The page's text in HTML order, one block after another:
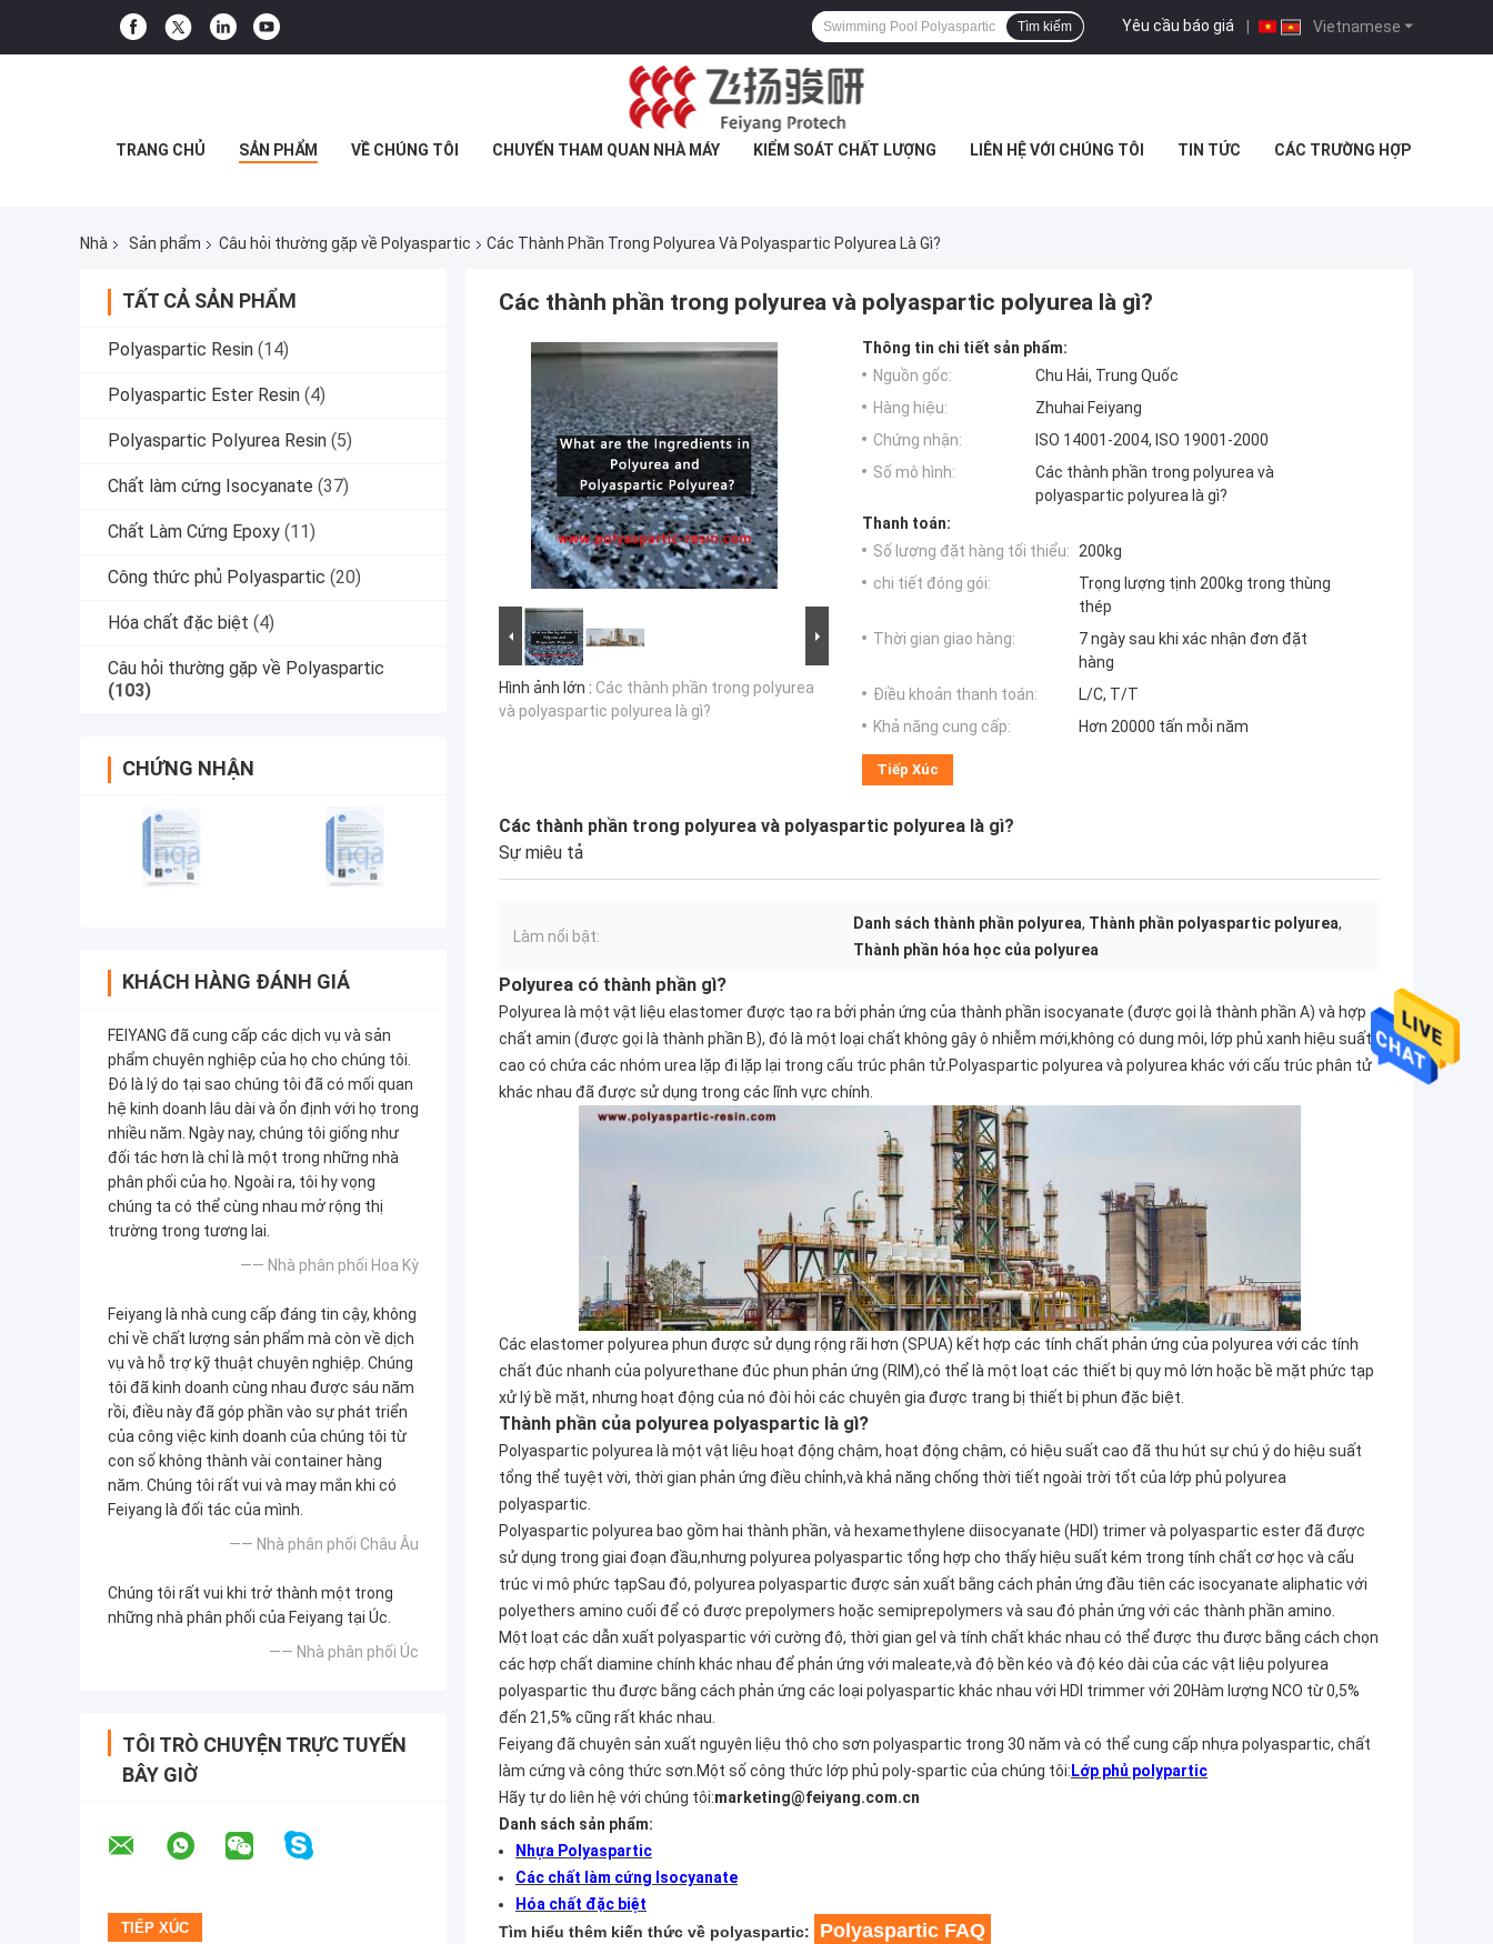
Vietnamese
Yêu cầu báo giá |
Tìm kiếm
TRANG CHỦ SẢN PHẨM VỀ CHÚNG TÔI CHUYẾN THAM QUAN NHÀ MÁY KIỂM SOÁT CHẤT LƯỢNG LIÊN HỆ VỚI CHÚNG TÔI TIN TỨC CÁC TRƯỜNG HỢP
Nhà Sản phẩm Câu hỏi thường gặp về Polyaspartic Các Thành Phần Trong Polyurea Và Polyaspartic Polyurea Là Gì?
TẤT CẢ SẢN PHẨM
Polyaspartic Resin (14)
Polyaspartic Ester Resin (4)
Polyaspartic Polyurea Resin (5)
Chất làm cứng Isocyanate (37)
Chất Làm Cứng Epoxy (11)
Công thức phủ Polyaspartic (20)
Hóa chất đặc biệt (4)
Câu hỏi thường gặp về Polyaspartic
(103)
CHỨNG NHẬN
KHÁCH HÀNG ĐÁNH GIÁ
FEIYANG đã cung cấp các dịch vụ và sản
phẩm chuyên nghiệp của họ cho chúng tôi.
Đó là lý do tại sao chúng tôi đã có mối quan
hệ kinh doanh lâu dài và ổn định với họ trong
nhiều năm. Ngày nay, chúng tôi giống như
đối tác hơn là chỉ là một trong những nhà
phân phối của họ. Ngoài ra, tôi hy vọng
chúng ta có thể cùng nhau mở rộng thị
trường trong tương lai.
—— Nhà phân phối Hoa Kỳ
Feiyang là nhà cung cấp đáng tin cậy, không
chỉ về chất lượng sản phẩm mà còn về dịch
vụ và hỗ trợ kỹ thuật chuyên nghiệp. Chúng
tôi đã kinh doanh cùng nhau được sáu năm
rồi, điều này đã góp phần vào sự phát triển
của công việc kinh doanh của chúng tôi từ
con số không thành vài container hàng
năm. Chúng tôi rất vui và may mắn khi có
Feiyang là đối tác của mình.
—— Nhà phân phối Châu Âu
Chúng tôi rất vui khi trở thành một trong
những nhà phân phối của Feiyang tại Úc.
—— Nhà phân phối Úc
TÔI TRÒ CHUYỆN TRỰC TUYẾN
BÂY GIỜ
Các thành phần trong polyurea và polyaspartic polyurea là gì?
Hình ảnh lớn : Các thành phần trong polyurea
và polyaspartic polyurea là gì?
Thông tin chi tiết sản phẩm:
Nguồn gốc:
Chu Hải, Trung Quốc
Hàng hiệu:
Zhuhai Feiyang
Chứng nhận:
ISO 14001-2004, ISO 19001-2000
Số mô hình:
Các thành phần trong polyurea và
polyaspartic polyurea là gì?
Thanh toán:
Số lượng đặt hàng tối thiểu: 200kg
chi tiết đóng gói:
Trọng lượng tịnh 200kg trong thùng
thép
Thời gian giao hàng:
7 ngày sau khi xác nhận đơn đặt
hàng
Điều khoản thanh toán:
L/C, T/T
Khả năng cung cấp:
Hơn 20000 tấn mỗi năm
Tiếp Xúc
Các thành phần trong polyurea và polyaspartic polyurea là gì?
Sự miêu tả
Làm nổi bật:
Danh sách thành phần polyurea, Thành phần polyaspartic polyurea,
Thành phần hóa học của polyurea
Polyurea có thành phần gì?
Polyurea là một vật liệu elastomer được tạo ra bởi phản ứng của thành phần isocyanate (được gọi là thành phần A) và hợp
chất amin (được gọi là thành phần B), đó là một loại chất không gây ô nhiễm mới,không có dung môi, lớp phủ xanh hiệu suất
cao có chứa các nhóm urea lặp đi lặp lại trong cấu trúc phân tử.Polyaspartic polyurea và polyurea khác với cấu trúc phân tử
khác nhau đã được sử dụng trong các lĩnh vực chính.
Các elastomer polyurea phun được sử dụng rộng rãi hơn (SPUA) kết hợp các tính chất phản ứng của polyurea với các tính
chất đúc nhanh của polyurethane đúc phun phản ứng (RIM),có thể là một loạt các thiết bị quy mô lớn hoặc bề mặt phức tạp
xử lý bề mặt, nhưng hoạt động của nó đòi hỏi các chuyên gia được trang bị thiết bị phun đặc biệt.
Thành phần của polyurea polyaspartic là gì?
Polyaspartic polyurea là một vật liệu hoạt động chậm, hoạt động chậm, có hiệu suất cao đã thu hút sự chú ý do hiệu suất
tổng thể tuyệt vời, thời gian phản ứng điều chỉnh,và khả năng chống thời tiết ngoài trời tốt của lớp phủ polyurea
polyaspartic.
Polyaspartic polyurea bao gồm hai thành phần, và hexamethylene diisocyanate (HDI) trimer và polyaspartic ester đã được
sử dụng trong giai đoạn đầu,nhưng polyurea polyaspartic tổng hợp cho thấy hiệu suất kém trong tính chất cơ học và cấu
trúc vi mô phức tạpSau đó, polyurea polyaspartic được sản xuất bằng cách phản ứng đầu tiên các isocyanate aliphatic với
polyethers amino cuối để có được prepolymers hoặc semiprepolymers và sau đó phản ứng với các thành phần amino.
Một loạt các dẫn xuất polyaspartic với cường độ, thời gian gel và tính chất khác nhau có thể được thu được bằng cách chọn
các hợp chất diamine chính khác nhau để phản ứng với maleate,và độ bền kéo và độ kéo dài của các vật liệu polyurea
polyaspartic thu được bằng cách phản ứng các loại polyaspartic khác nhau với HDI trimmer với 20Hàm lượng NCO từ 0,5%
đến 21,5% cũng rất khác nhau.
Feiyang đã chuyên sản xuất nguyên liệu thô cho sơn polyaspartic trong 30 năm và có thể cung cấp nhựa polyaspartic, chất
làm cứng và công thức sơn.Một số công thức lớp phủ poly-spartic của chúng tôi: Lớp phủ polypartic
Hãy tự do liên hệ với chúng tôi:marketing@feiyang.com.cn
Danh sách sản phẩm:
Nhựa Polyaspartic
Các chất làm cứng Isocyanate
Hóa chất đặc biệt
Tìm hiểu thêm kiến thức về polyaspartic:
Polyaspartic FAQ